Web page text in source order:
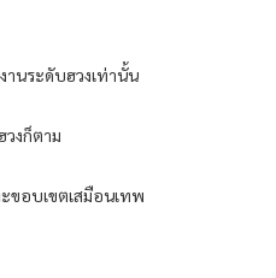
านระดับฮวงเท่านั้น
วงก็ตาม
ขอบเขตเสมือนเทพ